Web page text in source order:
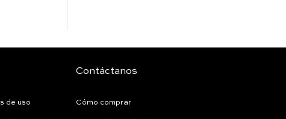
de uso
Contáctanos
Cómo comprar